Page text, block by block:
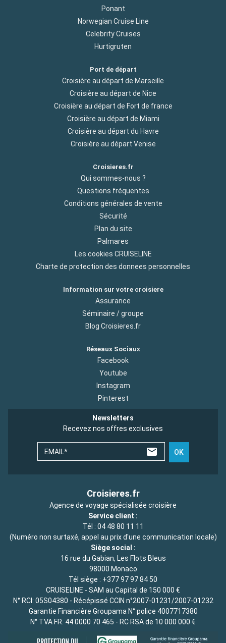
Ponant
Norwegian Cruise Line
Celebrity Cruises
Hurtigruten
Port de départ
Croisière au départ de Marseille
Croisière au départ de Nice
Croisière au départ de Fort de france
Croisière au départ de Miami
Croisière au départ du Havre
Croisière au départ Venise
Croisieres.fr
Qui sommes-nous ?
Questions fréquentes
Conditions générales de vente
Sécurité
Plan du site
Palmares
Les cookies CRUISELINE
Charte de protection des donnees personnelles
Information sur votre croisiere
Assurance
Séminaire / groupe
Blog Croisieres.fr
Réseaux Sociaux
Facebook
Youtube
Instagram
Pinterest
Newsletters
Recevez nos offres exclusives
EMAIL* OK
Croisieres.fr
Agence de voyage spécialisée croisière
Service client :
Tél : 04 48 80 11 11
(Numéro non surtaxé, appel au prix d'une communication locale)
Siège social :
16 rue du Gabian, Les Flots Bleus
98000 Monaco
Tél siège : +377 97 97 84 50
CRUISELINE - SAM au Capital de 150 000 €
N° RCI: 05S04380 - Récépissé CCIN n°2007-01231/2007-01232
Garantie Financière Groupama N° police 4007717380
N° TVA FR. 44 0000 70 465 - RC RSA de 10 000 000 €